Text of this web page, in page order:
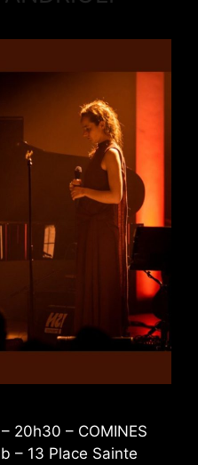
20h30 – COMINES
– 13 Place Sainte